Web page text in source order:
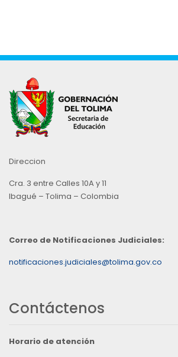
Direccion
Cra. 3 entre Calles 10A y 11
Ibagué – Tolima – Colombia
Correo de Notificaciones Judiciales:
notificaciones.judiciales@tolima.gov.co
Contáctenos
Horario de atención